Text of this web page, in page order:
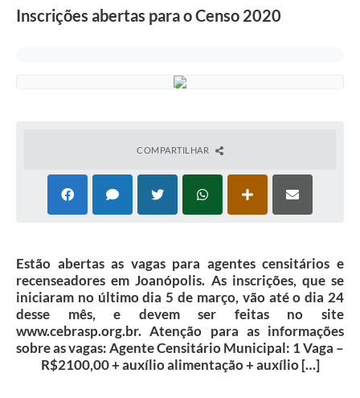
Diário Oficial
Carta de Serviços
Contas Públicas
Telefones Úteis
Agenda
Ouvidoria
Inscrições abertas para o Censo 2020
COMPARTILHAR
Estão abertas as vagas para agentes censitários e
recenseadores em Joanópolis. As inscrições, que se
iniciaram no último dia 5 de março, vão até o dia 24
desse mês, e devem ser feitas no site
www.cebrasp.org.br. Atenção para as informações
sobre as vagas: Agente Censitário Municipal: 1 Vaga –
R$2100,00 + auxílio alimentação + auxílio […]